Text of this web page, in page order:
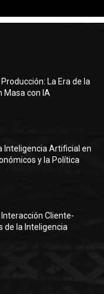
La Era de la
Masa con IA
Inteligencia Artificial en
y la Política
Cliente-
de la Inteligencia